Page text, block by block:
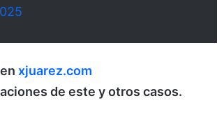
xjuarez.com
de este y otros casos.